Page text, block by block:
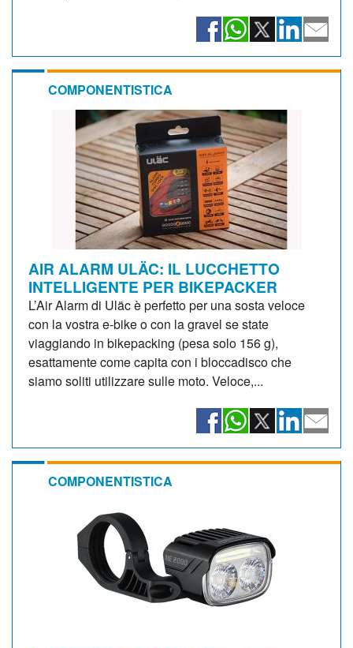
COMPONENTISTICA
AIR ALARM ULÄC: IL LUCCHETTO
INTELLIGENTE PER BIKEPACKER
L’Air Alarm di Uläc è perfetto per una sosta veloce
con la vostra e-bike o con la gravel se state
viaggiando in bikepacking (pesa solo 156 g),
esattamente come capita con i bloccadisco che
siamo soliti utilizzare sulle moto. Veloce,...
COMPONENTISTICA